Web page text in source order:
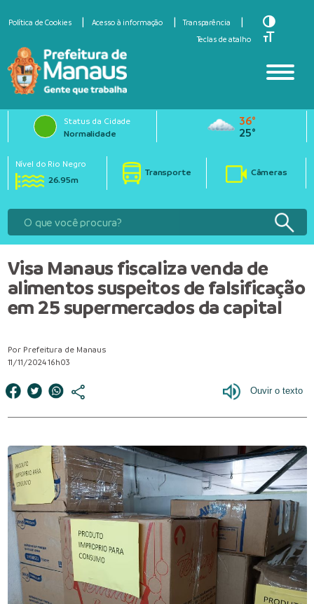
Política de Cookies Acesso à informação
Transparência
Teclas de atalho
Toggle
Toggle
Status da Cidade
Normalidade
36°
25°
Nível do Rio Negro
26.95m
Transporte Câmeras
Visa Manaus fiscaliza venda de
alimentos suspeitos de falsificação
em 25 supermercados da capital
Por Prefeitura de Manaus
11/11/2024 16h03